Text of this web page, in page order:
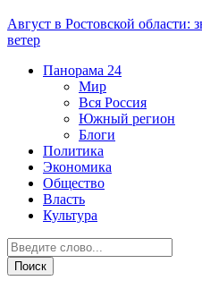
Август в Ростовской
ветер
Панорама 24
Мир
Вся Россия
Южный регион
Блоги
Политика
Экономика
Общество
Власть
Культура